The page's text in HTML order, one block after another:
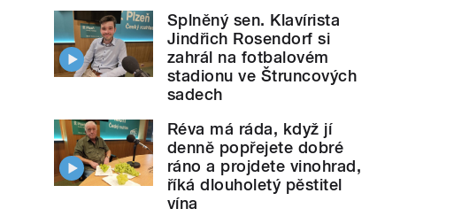
Splněný sen. Klavírista
Jindřich Rosendorf si
zahrál na fotbalovém
stadionu ve Štruncových
sadech
Réva má ráda, když jí
denně popřejete dobré
ráno a projdete vinohrad,
říká dlouholetý pěstitel
vína